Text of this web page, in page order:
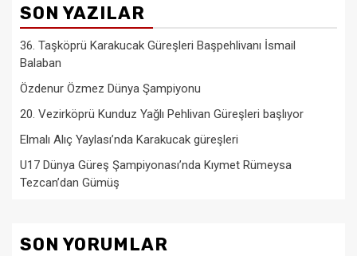
SON YAZILAR
36. Taşköprü Karakucak Güreşleri Başpehlivanı İsmail
Balaban
Özdenur Özmez Dünya Şampiyonu
20. Vezirköprü Kunduz Yağlı Pehlivan Güreşleri başlıyor
Elmalı Alıç Yaylası’nda Karakucak güreşleri
U17 Dünya Güreş Şampiyonası’nda Kıymet Rümeysa
Tezcan’dan Gümüş
SON YORUMLAR